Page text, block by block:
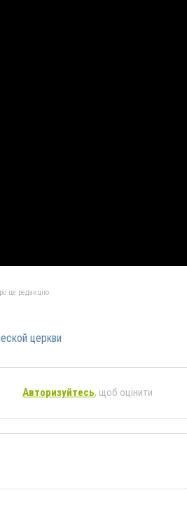
це редакцію
церкви
Авторизуйтесь, щоб оцінити